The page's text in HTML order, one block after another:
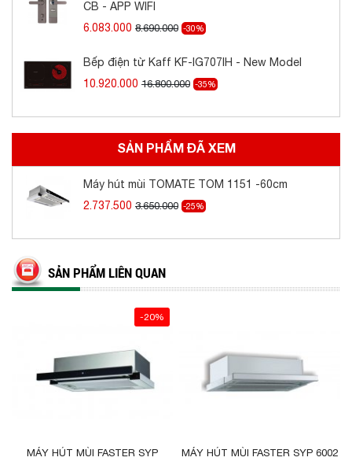
Thân máy
Inox+ Kính đen
Kích thước
600 mm
Điều khiển
Nút nhấn
CB - APP WIFI
6.083.000 8.690.000 -30%
Bếp điện từ Kaff KF-IG707IH - New Model
10.920.000 16.800.000 -35%
SẢN PHẨM ĐÃ XEM
Máy hút mùi TOMATE TOM 1151 -60cm
2.737.500 3.650.000 -25%
SẢN PHẨM LIÊN QUAN
-20%
MÁY HÚT MÙI FASTER SYP
MÁY HÚT MÙI FASTER SYP 6002